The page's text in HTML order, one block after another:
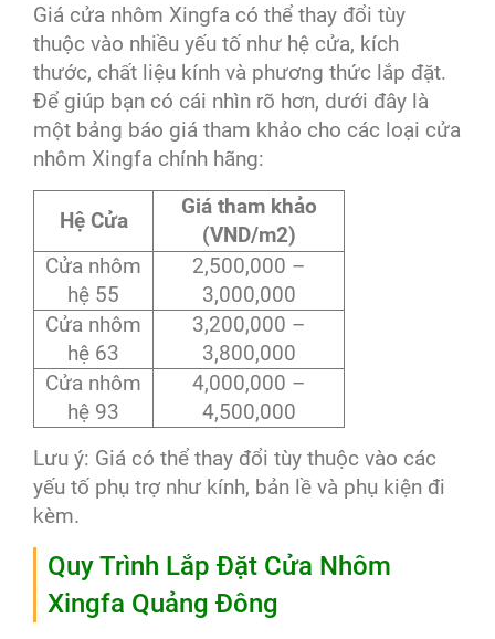
Giá cửa nhôm Xingfa có thể thay đổi tùy
thuộc vào nhiều yếu tố như hệ cửa, kích
thước, chất liệu kính và phương thức lắp đặt.
Để giúp bạn có cái nhìn rõ hơn, dưới đây là
một bảng báo giá tham khảo cho các loại cửa
nhôm Xingfa chính hãng:
Hệ Cửa
Giá tham khảo
(VND/m2)
Cửa nhôm
hệ 55
2,500,000 –
3,000,000
Cửa nhôm
hệ 63
3,200,000 –
3,800,000
Cửa nhôm
hệ 93
4,000,000 –
4,500,000
Lưu ý: Giá có thể thay đổi tùy thuộc vào các
yếu tố phụ trợ như kính, bản lề và phụ kiện đi
kèm.
Quy Trình Lắp Đặt Cửa Nhôm
Xingfa Quảng Đông